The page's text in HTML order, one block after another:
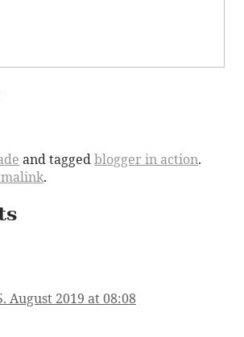
and taggedblogger in action.
.
August 2019 at 08:08